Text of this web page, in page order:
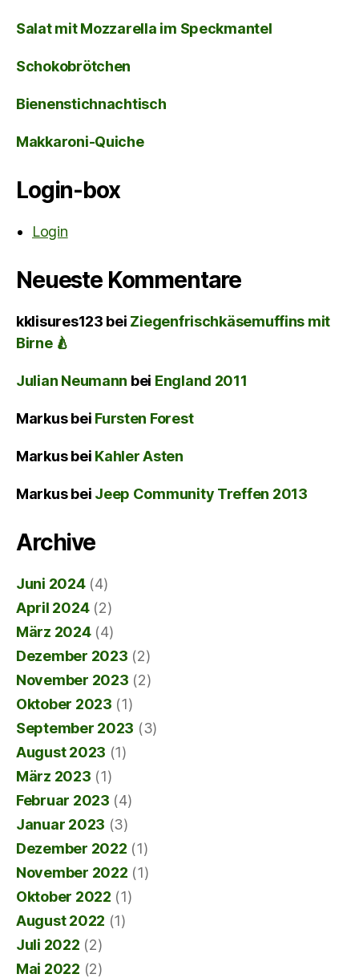
Salat mit Mozzarella im Speckmantel
Schokobrötchen
Bienenstichnachtisch
Makkaroni-Quiche
Login-box
Login
Neueste Kommentare
kklisures123 bei Ziegenfrischkäsemuffins mit
Birne 🍐
Julian Neumann bei England 2011
Markusbei Fursten Forest
Markusbei Kahler Asten
Markusbei Jeep Community Treffen 2013
Archive
Juni 2024(4)
April 2024(2)
März 2024(4)
Dezember 2023 (2)
November 2023 (2)
Oktober 2023 (1)
September 2023 (3)
August 2023 (1)
März 2023 (1)
Februar 2023 (4)
Januar 2023 (3)
Dezember 2022 (1)
November 2022 (1)
Oktober 2022 (1)
August 2022 (1)
Juli 2022 (2)
Mai 2022 (2)